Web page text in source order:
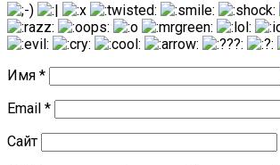
Имя *
Email *
Сайт